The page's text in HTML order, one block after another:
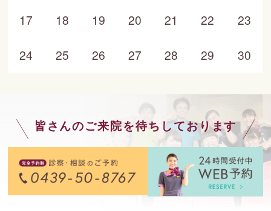
17 18 19 20 21 22 23
24 25 26 27 28 29 30
皆さんのご来院を待ちしております